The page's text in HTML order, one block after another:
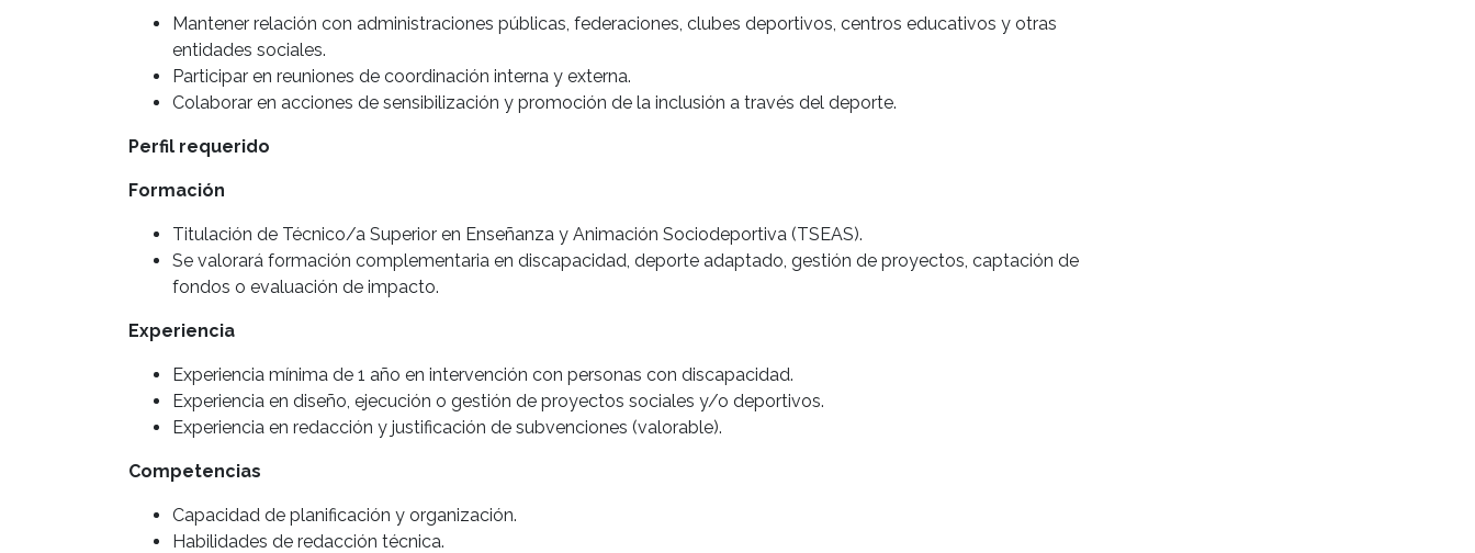
Mantener relación con administraciones públicas, federaciones, clubes deportivos, centros educativos y otras
entidades sociales.
Participar en reuniones de coordinación interna y externa.
Colaborar en acciones de sensibilización y promoción de la inclusión a través del deporte.
Perfil requerido
Formación
Titulación de Técnico/a Superior en Enseñanza y Animación Sociodeportiva (TSEAS).
Se valorará formación complementaria en discapacidad, deporte adaptado, gestión de proyectos, captación de
fondos o evaluación de impacto.
Experiencia
Experiencia mínima de 1 año en intervención con personas con discapacidad.
Experiencia en diseño, ejecución o gestión de proyectos sociales y/o deportivos.
Experiencia en redacción y justificación de subvenciones (valorable).
Competencias
Capacidad de planificación y organización.
Habilidades de redacción técnica.